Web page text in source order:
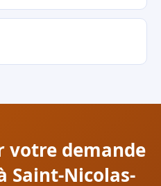
votre demande
Saint-Nicolas-